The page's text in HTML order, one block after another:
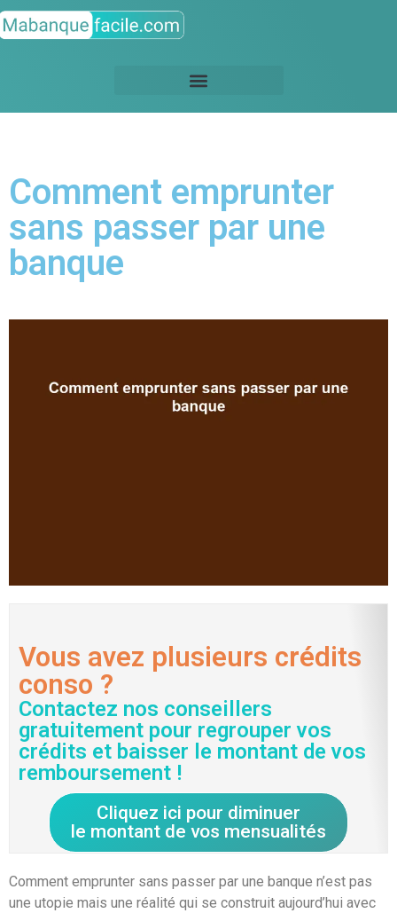
Comment emprunter
sans passer par une
banque
Vous avez plusieurs crédits
conso ?
Contactez nos conseillers
gratuitement pour regrouper vos
crédits et baisser le montant de vos
remboursement !
Cliquez ici pour diminuer
le montant de vos mensualités
Comment emprunter sans passer par une banque n’est pas
une utopie mais une réalité qui se construit aujourd’hui avec